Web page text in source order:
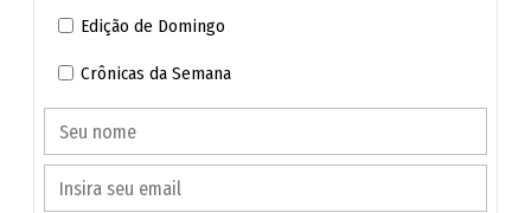
Edição de Domingo
Crônicas da Semana